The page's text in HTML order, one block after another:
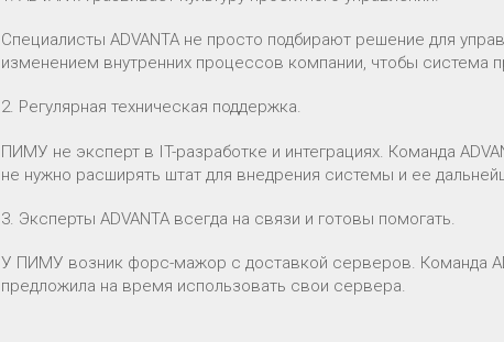
Специалисты ADVANTA не просто подбирают решение для
изменением внутренних процессов компании, чтобы система
2. Регулярная техническая поддержка.
ПИМУ не эксперт в IT-разработке и интеграциях. Команда
не нужно расширять штат для внедрения системы и ее
3. Эксперты ADVANTA всегда на связи и готовы помогать.
У ПИМУ возник форс-мажор с доставкой серверов. Команда
предложила на время использовать свои сервера.